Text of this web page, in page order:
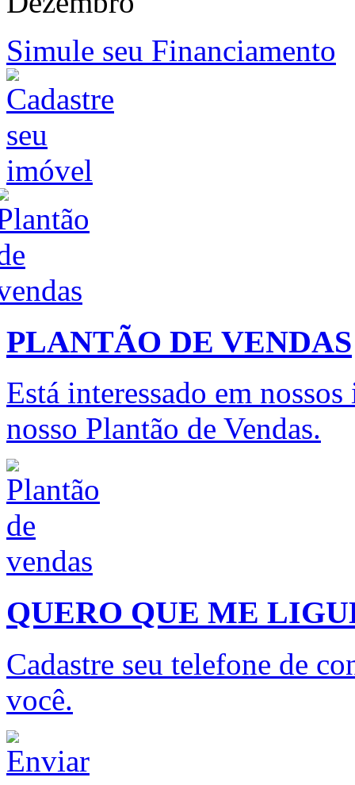
Simule seu Financiamento
PLANTÃO DE VENDAS
Está interessado em
nosso Plantão de Vendas.
QUERO QUE ME
Cadastre seu telefone de
você.